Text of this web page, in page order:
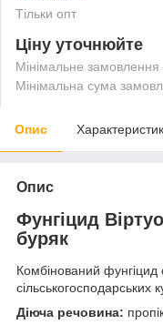
Тільки опт
Ціну уточнюйте
Мінімальне
Мінімальна сума
Опис
Опис
Фунгіцид
буряк
Комбінований фунгіцид
сільськогосподарських
Діюча речовина: